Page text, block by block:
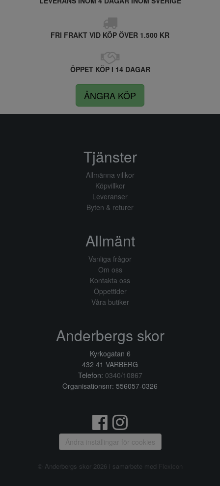
FRI FRAKT VID KÖP ÖVER 1.500 KR
ÖPPET KÖP I 14 DAGAR
ÅNGRA KÖP
Tjänster
Allmänna villkor
Köpvillkor
Leveranser
Byten & returer
Allmänt
Vanliga frågor
Om oss
Kontakta oss
Öppettider
Våra butiker
Anderbergs skor
Kyrkogatan 6
432 41 VARBERG
Telefon: 0340/10867
Organisationsnr: 556057-0326
Ändra inställingar för cookies
© Anderbergs skor 2026 i samarbete med Flexicon